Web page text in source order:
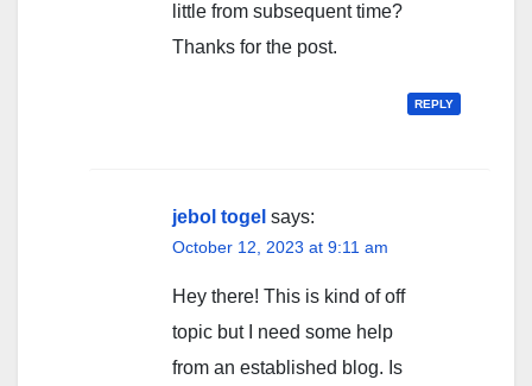
little from subsequent time?
Thanks for the post.
REPLY
jebol togel says:
October 12, 2023 at 9:11 am
Hey there! This is kind of off
topic but I need some help
from an established blog. Is